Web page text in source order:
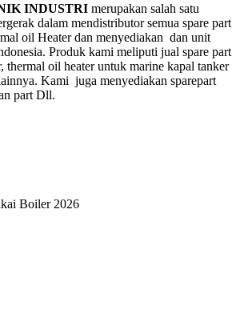
INDUSTRI merupakan salah satu
dalam mendistributor semua spare part
oil Heater dan menyediakan dan unit
Produk kami meliputi jual spare part
thermal oil heater untuk marine kapal tanker
Kami juga menyediakan sparepart
part Dll.
Boiler 2026